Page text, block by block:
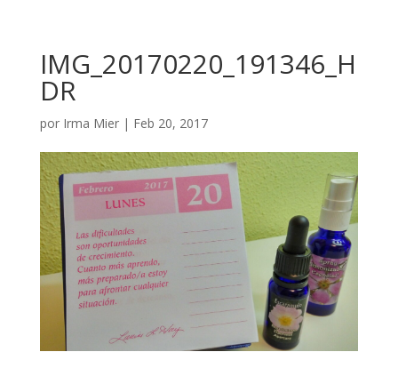
IMG_20170220_191346_H
DR
por Irma Mier| Feb 20, 2017